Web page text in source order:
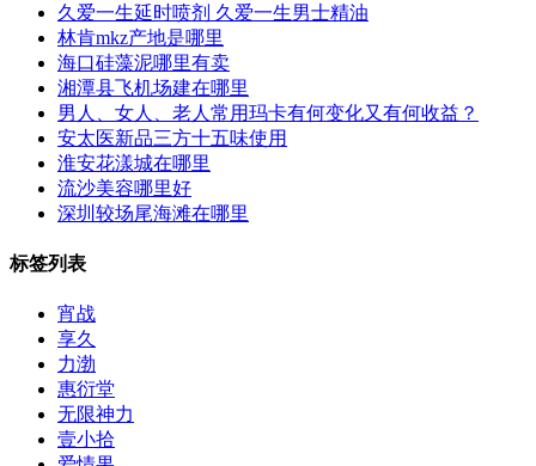
久爱一生延时喷剂 久爱一生男士精油
林肯mkz产地是哪里
海口硅藻泥哪里有卖
湘潭县飞机场建在哪里
男人、女人、老人常用玛卡有何变化又有何收益？
安太医新品三方十五味使用
淮安花漾城在哪里
流沙美容哪里好
深圳较场尾海滩在哪里
标签列表
宵战
享久
力渤
惠衍堂
无限神力
壹小拾